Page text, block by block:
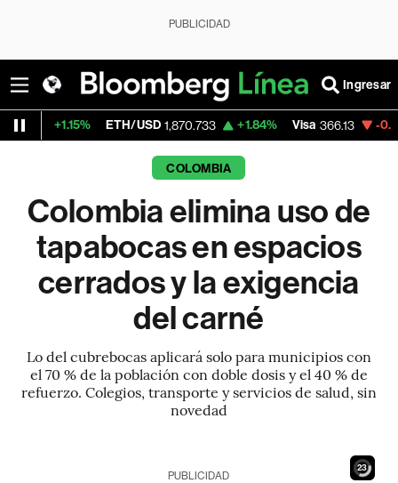
PUBLICIDAD
Ingresar
ETH/USD 1,870.733 +1.84% Visa 366.13 -0.04%
COLOMBIA
Colombia elimina uso de
tapabocas en espacios
cerrados y la exigencia
del carné
Lo del cubrebocas aplicará solo para municipios con
el 70 % de la población con doble dosis y el 40 % de
refuerzo. Colegios, transporte y servicios de salud, sin
novedad
21
PUBLICIDAD